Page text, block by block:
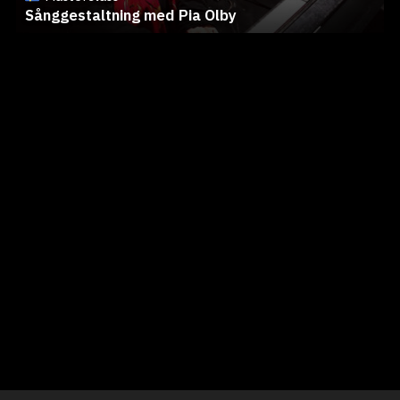
Sånggestaltning med Pia Olby